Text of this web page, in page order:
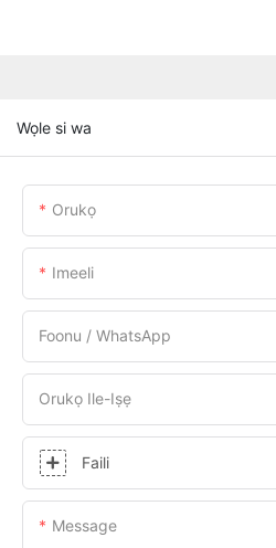
Wọle si wa
Orukọ
Imeeli
Foonu / WhatsApp
Orukọ Ile-Iṣẹ
Faili
Message